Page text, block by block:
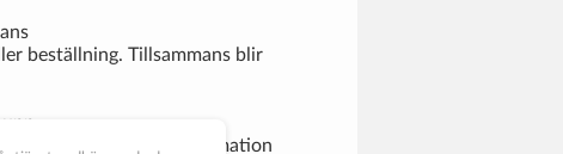
beställning. Tillsammans blir
där finns all information